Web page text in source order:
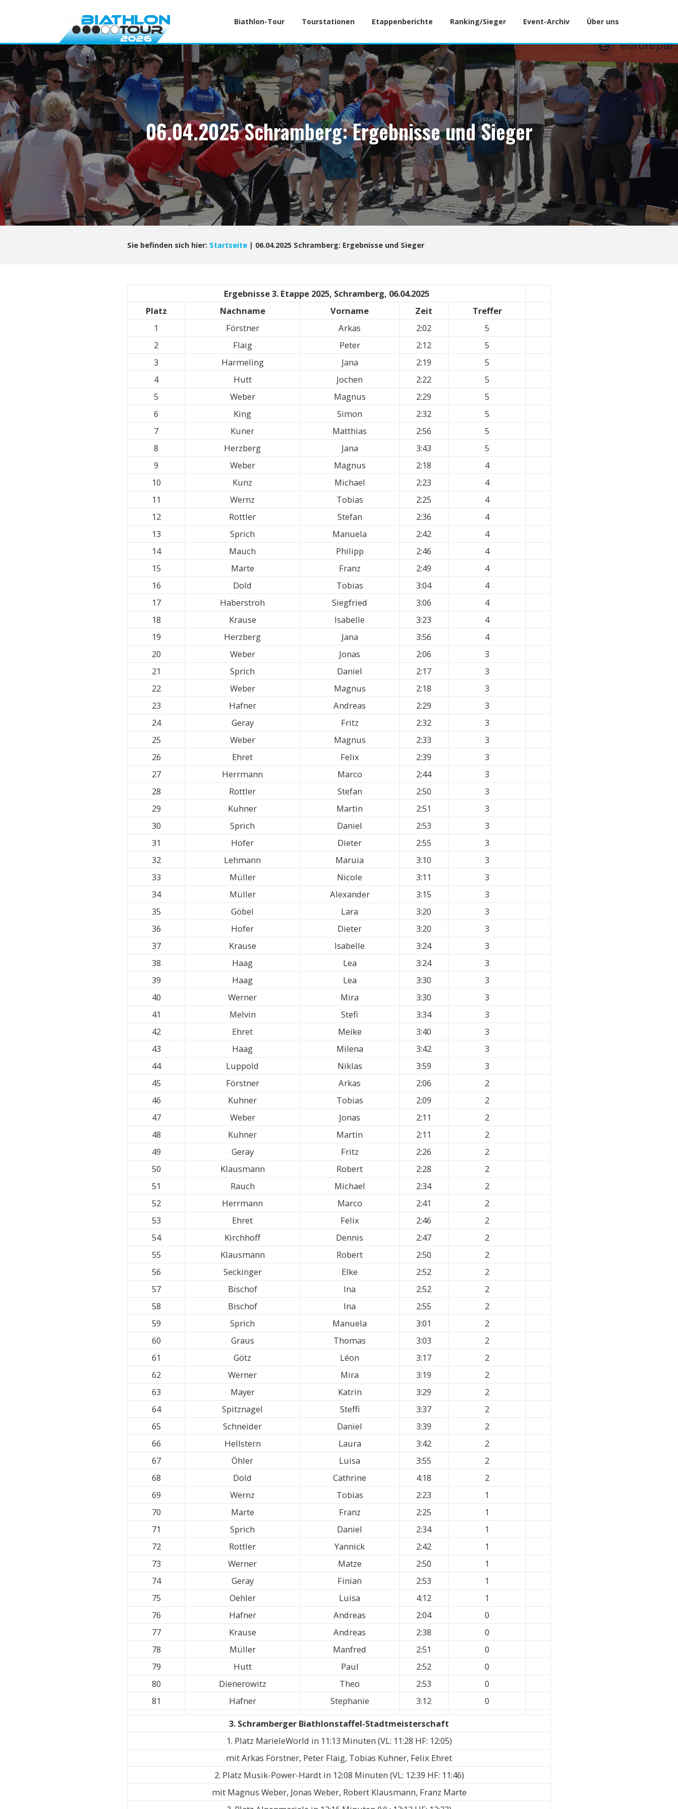
Biathlon-Tour Tourstationen Etappenberichte Ranking/Sieger Event-Archiv Über uns
06.04.2025 Schramberg: Ergebnisse und Sieger
Sie befinden sich hier: Startseite | 06.04.2025 Schramberg: Ergebnisse und Sieger
Ergebnisse 3. Etappe 2025, Schramberg, 06.04.2025
Platz
Nachname Vorname Zeit
Treffer
1
Förstner Arkas 2:02
5
2
Flaig Peter 2:12
5
3
Harmeling Jana 2:19
5
4
Hutt Jochen 2:22
5
5
Weber Magnus 2:29
5
6
King Simon 2:32
5
7
Kuner Matthias 2:56
5
8
Herzberg Jana 3:43
5
9
Weber Magnus 2:18
4
10
Kunz Michael 2:23
4
11
Wernz Tobias 2:25
4
12
Rottler Stefan 2:36
4
13
Sprich Manuela 2:42
4
14
Mauch Philipp 2:46
4
15
Marte Franz 2:49
4
16
Dold Tobias 3:04
4
17
Haberstroh Siegfried 3:06
4
18
Krause Isabelle 3:23
4
19
Herzberg Jana 3:56
4
20
Weber Jonas 2:06
3
21
Sprich Daniel 2:17
3
22
Weber Magnus 2:18
3
23
Hafner Andreas 2:29
3
24
Geray Fritz 2:32
3
25
Weber Magnus 2:33
3
26
Ehret Felix 2:39
3
27
Herrmann Marco 2:44
3
28
Rottler Stefan 2:50
3
29
Kuhner Martin 2:51
3
30
Sprich Daniel 2:53
3
31
Hofer Dieter 2:55
3
32
Lehmann Maruia 3:10
3
33
Müller Nicole 3:11
3
34
Müller Alexander 3:15
3
35
Göbel Lara 3:20
3
36
Hofer Dieter 3:20
3
37
Krause Isabelle 3:24
3
38
Haag Lea 3:24
3
39
Haag Lea 3:30
3
40
Werner Mira 3:30
3
41
Melvin Stefi 3:34
3
42
Ehret Meike 3:40
3
43
Haag Milena 3:42
3
44
Luppold Niklas 3:59
3
45
Förstner Arkas 2:06
2
46
Kuhner Tobias 2:09
2
47
Weber Jonas 2:11
2
48
Kuhner Martin 2:11
2
49
Geray Fritz 2:26
2
50
Klausmann Robert 2:28
2
51
Rauch Michael 2:34
2
52
Herrmann Marco 2:41
2
53
Ehret Felix 2:46
2
54
Kirchhoff Dennis 2:47
2
55
Klausmann Robert 2:50
2
56
Seckinger Elke 2:52
2
57
Bischof Ina 2:52
2
58
Bischof Ina 2:55
2
59
Sprich Manuela 3:01
2
60
Graus Thomas 3:03
2
61
Götz Léon 3:17
2
62
Werner Mira 3:19
2
63
Mayer Katrin 3:29
2
64
Spitznagel Steffi 3:37
2
65
Schneider Daniel 3:39
2
66
Hellstern Laura 3:42
2
67
Öhler Luisa 3:55
2
68
Dold Cathrine 4:18
2
69
Wernz Tobias 2:23
1
70
Marte Franz 2:25
1
71
Sprich Daniel 2:34
1
72
Rottler Yannick 2:42
1
73
Werner Matze 2:50
1
74
Geray Finian 2:53
1
75
Oehler Luisa 4:12
1
76
Hafner Andreas 2:04
0
77
Krause Andreas 2:38
0
78
Müller Manfred 2:51
0
79
Hutt Paul 2:52
0
80
Dienerowitz Theo 2:53
0
81
Hafner Stephanie 3:12
0
3. Schramberger Biathlonstaffel-Stadtmeisterschaft
1. Platz MarieleWorld in 11:13 Minuten (VL: 11:28 HF: 12:05)
mit Arkas Förstner, Peter Flaig, Tobias Kuhner, Felix Ehret
2. Platz Musik-Power-Hardt in 12:08 Minuten (VL: 12:39 HF: 11:46)
mit Magnus Weber, Jonas Weber, Robert Klausmann, Franz Marte